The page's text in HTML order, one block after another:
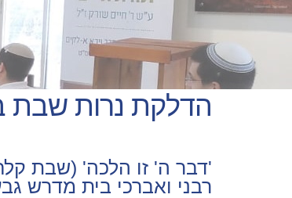
הדלקת נרות
'דבר ה' זו הלכה' (שבת
רבני ואברכי בית מדרש